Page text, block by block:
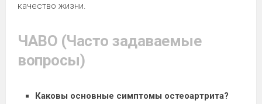
качество жизни.
ЧАВО (Часто задаваемые
вопросы)
Каковы основные симптомы остеоартрита?